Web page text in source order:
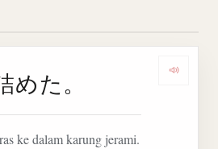
めた。
ke dalam karung jerami.